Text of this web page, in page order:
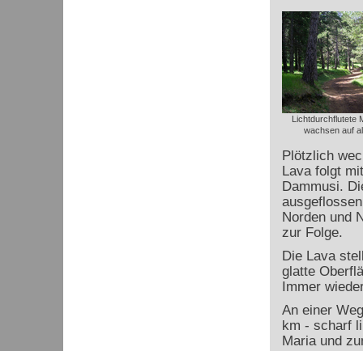
Lichtdurchflutete
wachsen auf
Plötzlich
Lava folgt
Dammusi.
Norden und
zur Folge.
Die Lava
glatte
Immer
An einer
km - scharf
Maria und